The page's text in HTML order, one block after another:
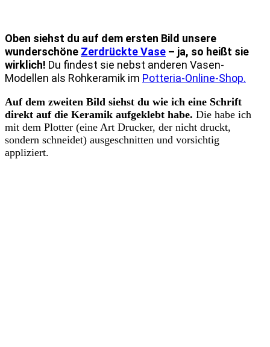
Oben siehst du auf dem ersten Bild unsere
wunderschöne Zerdrückte Vase – ja, so heißt sie
wirklich! Du findest sie nebst anderen Vasen-
Modellen als Rohkeramik im Potteria-Online-Shop.
Auf dem zweiten Bild siehst du wie ich eine Schrift
direkt auf die Keramik aufgeklebt habe. Die habe ich
mit dem Plotter (eine Art Drucker, der nicht druckt,
sondern schneidet) ausgeschnitten und vorsichtig
appliziert.